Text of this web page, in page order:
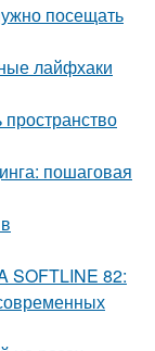
посещать
лайфхаки
пошаговая
SOFTLINE 82: